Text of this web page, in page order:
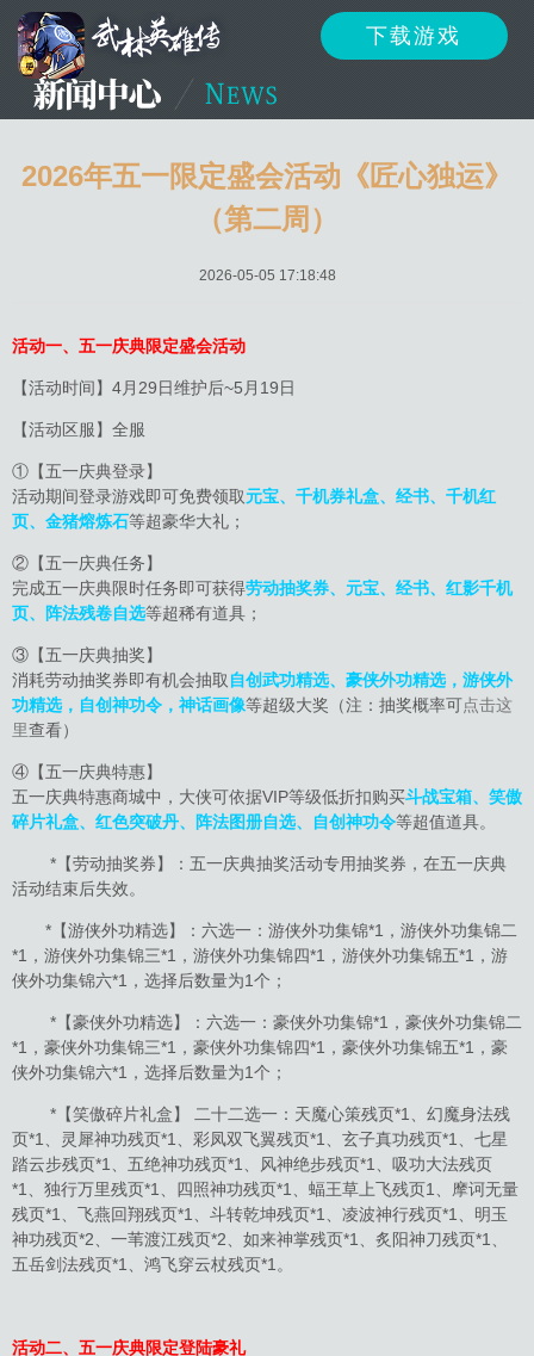
下载游戏
2026年五一限定盛会活动《匠心独运》
（第二周）
2026-05-05 17:18:48
活动一、五一庆典限定盛会活动
【活动时间】4月29日维护后~5月19日
【活动区服】全服
①【五一庆典登录】
活动期间登录游戏即可免费领取元宝、千机券礼盒、经书、千机红
页、金猪熔炼石等超豪华大礼；
②【五一庆典任务】
完成五一庆典限时任务即可获得劳动抽奖券、元宝、经书、红影千机
页、阵法残卷自选等超稀有道具；
③【五一庆典抽奖】
消耗劳动抽奖券即有机会抽取 自创武功精选、豪侠外功精选，游侠外
功精选，自创神功令，神话画像等超级大奖（注：抽奖概率可点击这
里查看）
④【五一庆典特惠】
五一庆典特惠商城中，大侠可依据VIP等级低折扣购买斗战宝箱、笑傲
碎片礼盒、红色突破丹、阵法图册自选、自创神功令等超值道具。
*【劳动抽奖券】：五一庆典抽奖活动专用抽奖券，在五一庆典
活动结束后失效。
*【游侠外功精选】：六选一：游侠外功集锦*1，游侠外功集锦二
*1，游侠外功集锦三*1，游侠外功集锦四*1，游侠外功集锦五*1，游
侠外功集锦六*1，选择后数量为1个；
*【豪侠外功精选】：六选一：豪侠外功集锦*1，豪侠外功集锦二
*1，豪侠外功集锦三*1，豪侠外功集锦四*1，豪侠外功集锦五*1，豪
侠外功集锦六*1，选择后数量为1个；
*【笑傲碎片礼盒】 二十二选一：天魔心策残页*1、幻魔身法残
页*1、灵犀神功残页*1、彩凤双飞翼残页*1、玄子真功残页*1、七星
踏云步残页*1、五绝神功残页*1、风神绝步残页*1、吸功大法残页
*1、独行万里残页*1、四照神功残页*1、蝠王草上飞残页1、摩诃无量
残页*1、飞燕回翔残页*1、斗转乾坤残页*1、凌波神行残页*1、明玉
神功残页*2、一苇渡江残页*2、如来神掌残页*1、炙阳神刀残页*1、
五岳剑法残页*1、鸿飞穿云杖残页*1。
活动二、五一庆典限定登陆豪礼
资讯